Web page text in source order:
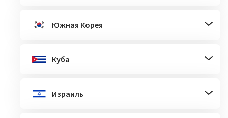
Южная Корея
Куба
Израиль